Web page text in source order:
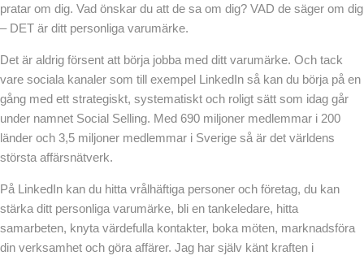
pratar om dig. Vad önskar du att de sa om dig? VAD de säger om dig
– DET är ditt personliga varumärke.
Det är aldrig försent att börja jobba med ditt varumärke. Och tack
vare sociala kanaler som till exempel LinkedIn så kan du börja på en
gång med ett strategiskt, systematiskt och roligt sätt som idag går
under namnet Social Selling. Med 690 miljoner medlemmar i 200
länder och 3,5 miljoner medlemmar i Sverige så är det världens
största affärsnätverk.
På LinkedIn kan du hitta vrålhäftiga personer och företag, du kan
stärka ditt personliga varumärke, bli en tankeledare, hitta
samarbeten, knyta värdefulla kontakter, boka möten, marknadsföra
din verksamhet och göra affärer. Jag har själv känt kraften i